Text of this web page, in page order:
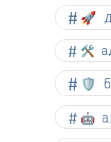
🚀
🛠️
🛡️
🤖